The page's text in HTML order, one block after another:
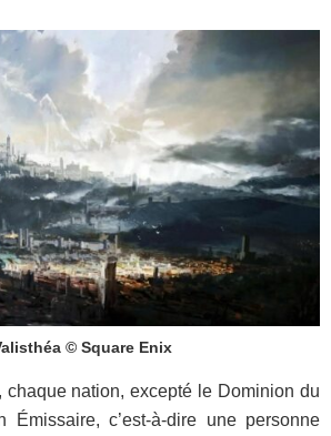
© Square Enix
chaque nation, excepté le Dominion du
Émissaire, c’est-à-dire une personne